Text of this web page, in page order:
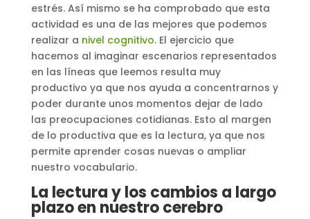
estrés. Así mismo se ha comprobado que esta
actividad es una de las mejores que podemos
realizar a nivel cognitivo. El ejercicio que
hacemos al imaginar escenarios representados
en las líneas que leemos resulta muy
productivo ya que nos ayuda a concentrarnos y
poder durante unos momentos dejar de lado
las preocupaciones cotidianas. Esto al margen
de lo productiva que es la lectura, ya que nos
permite aprender cosas nuevas o ampliar
nuestro vocabulario.
La lectura y los cambios a largo
plazo en nuestro cerebro